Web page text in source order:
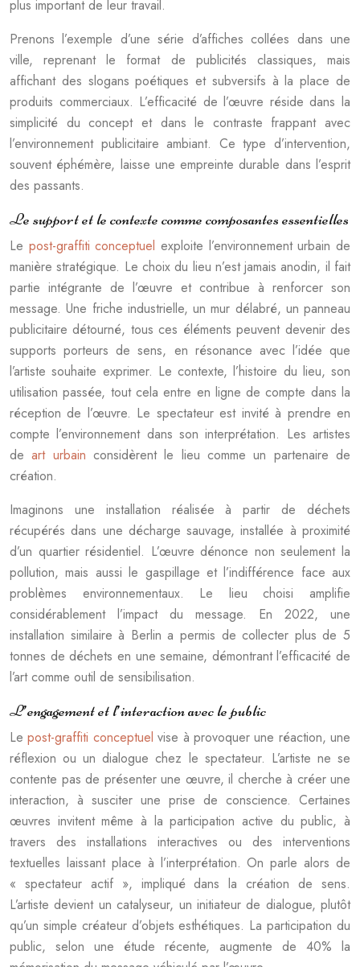
plus important de leur travail.
Prenons l’exemple d’une série d’affiches collées dans une
ville, reprenant le format de publicités classiques, mais
affichant des slogans poétiques et subversifs à la place de
produits commerciaux. L’efficacité de l’œuvre réside dans la
simplicité du concept et dans le contraste frappant avec
l’environnement publicitaire ambiant. Ce type d’intervention,
souvent éphémère, laisse une empreinte durable dans l’esprit
des passants.
Le support et le contexte comme composantes essentielles
Le post-graffiti conceptuelexploite l’environnement urbain de
manière stratégique. Le choix du lieu n’est jamais anodin, il fait
partie intégrante de l’œuvre et contribue à renforcer son
message. Une friche industrielle, un mur délabré, un panneau
publicitaire détourné, tous ces éléments peuvent devenir des
supports porteurs de sens, en résonance avec l’idée que
l’artiste souhaite exprimer. Le contexte, l’histoire du lieu, son
utilisation passée, tout cela entre en ligne de compte dans la
réception de l’œuvre. Le spectateur est invité à prendre en
compte l’environnement dans son interprétation. Les artistes
deart urbainconsidèrent le lieu comme un partenaire de
création.
Imaginons une installation réalisée à partir de déchets
récupérés dans une décharge sauvage, installée à proximité
d’un quartier résidentiel. L’œuvre dénonce non seulement la
pollution, mais aussi le gaspillage et l’indifférence face aux
problèmes environnementaux. Le lieu choisi amplifie
considérablement l’impact du message. En 2022, une
installation similaire à Berlin a permis de collecter plus de 5
tonnes de déchets en une semaine, démontrant l’efficacité de
l’art comme outil de sensibilisation.
L’engagement et l’interaction avec le public
Lepost-graffiti conceptuelvise à provoquer une réaction, une
réflexion ou un dialogue chez le spectateur. L’artiste ne se
contente pas de présenter une œuvre, il cherche à créer une
interaction, à susciter une prise de conscience. Certaines
œuvres invitent même à la participation active du public, à
travers des installations interactives ou des interventions
textuelles laissant place à l’interprétation. On parle alors de
« spectateur actif », impliqué dans la création de sens.
L’artiste devient un catalyseur, un initiateur de dialogue, plutôt
qu’un simple créateur d’objets esthétiques. La participation du
public, selon une étude récente, augmente de 40% la